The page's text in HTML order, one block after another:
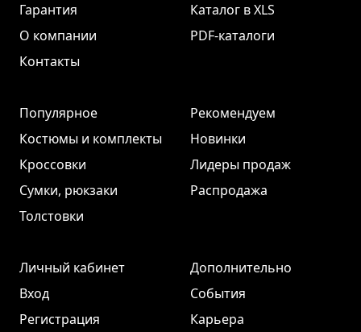
Гарантия
О компании
Контакты
Каталог в XLS
PDF-каталоги
Популярное
Костюмы и комплекты
Кроссовки
Сумки, рюкзаки
Толстовки
Рекомендуем
Новинки
Лидеры продаж
Распродажа
Личный кабинет
Вход
Регистрация
Дополнительно
События
Карьера